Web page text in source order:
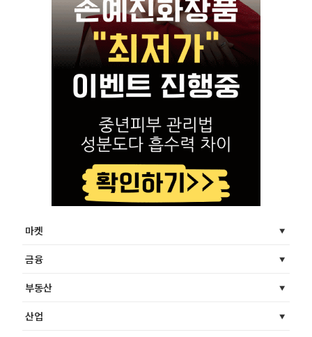
마켓
금융
부동산
산업